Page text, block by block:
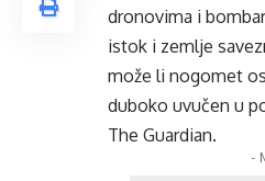
dronovima i
istok i zemlje
može li nogomet
duboko uvučen u
The Guardian.
-